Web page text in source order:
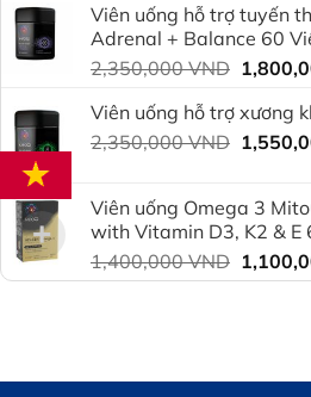
Viên uống hỗ trợ tuyến
Adrenal + Balance 60
2,350,000VND Giá
là:
Viên uống hỗ trợ xương
2,350,000VND Giá
Viên uống Omega 3
with Vitamin D3, K2 & E
1,400,000VND Giá
gốc